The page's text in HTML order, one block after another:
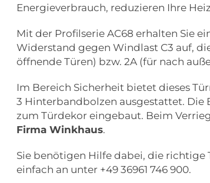
Energieverbrauch, reduzieren Ihre
Mit der Profilserie AC68 erhalten Sie
Widerstand gegen Windlast C3 auf,
öffnende Türen) bzw. 2A (für nach
Im Bereich Sicherheit bietet dieses
3 Hinterbandbolzen ausgestattet. Die
zum Türdekor eingebaut. Beim
Firma Winkhaus.
Sie benötigen Hilfe dabei, die richtige
einfach an unter +49 36961 746 900.